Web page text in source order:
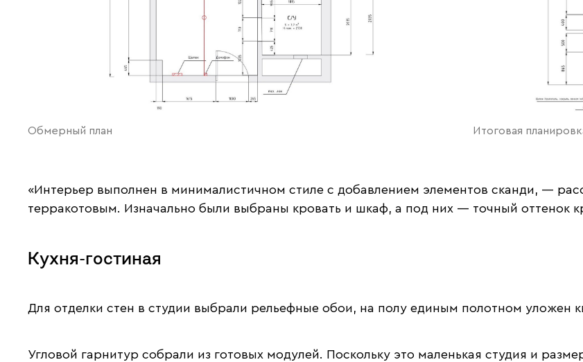
Обмерный план Итоговая
«Интерьер выполнен в минималистичном стиле с добавлением элементов сканди, —
терракотовым. Изначально были выбраны кровать и шкаф, а под них — точный оттенок
Кухня-гостиная
Для отделки стен в студии выбрали рельефные обои, на полу единым полотном уложен
Угловой гарнитур собрали из готовых модулей. Поскольку это маленькая студия и